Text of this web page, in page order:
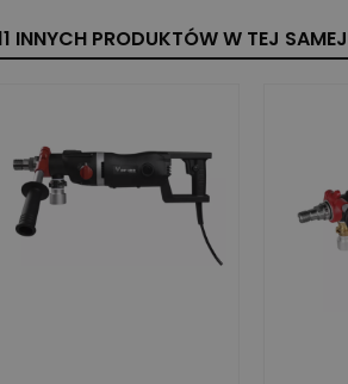
INNYCH PRODUKTÓW W TEJ